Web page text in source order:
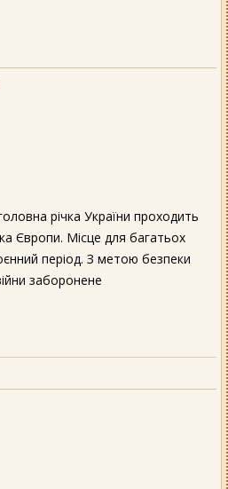
річка України проходить
Європи. Місце для багатьох
період. З метою безпеки
заборонене